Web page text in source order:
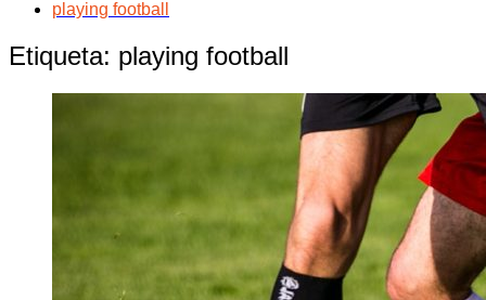
playing football
Etiqueta: playing football